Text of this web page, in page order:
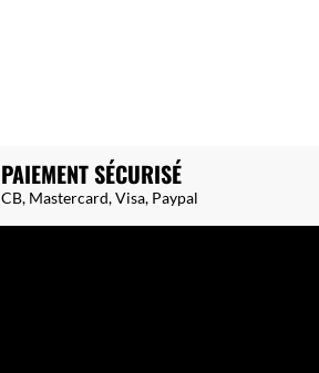
PAIEMENT SÉCURISÉ
CB, Mastercard, Visa, Paypal